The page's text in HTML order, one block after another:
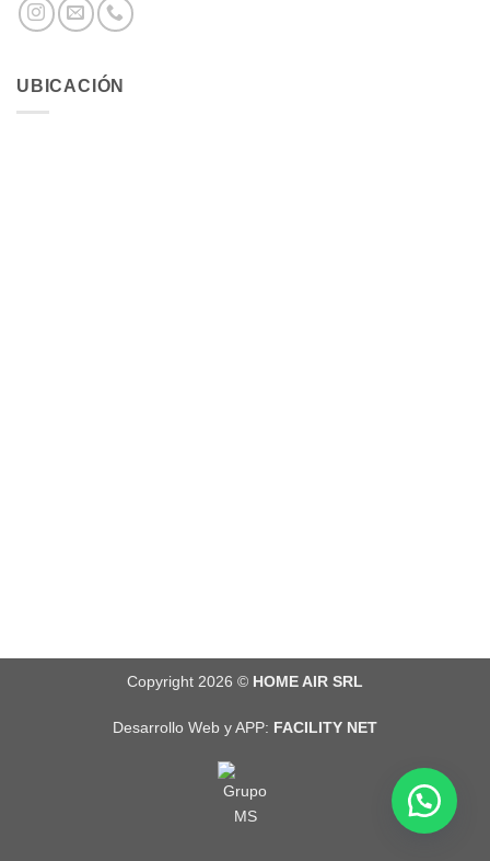
UBICACIÓN
Copyright 2026 © HOME AIR SRL
Desarrollo Web y APP: FACILITY NET